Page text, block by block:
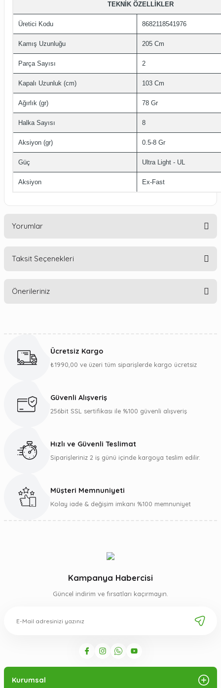
TEKNİK ÖZELLİKLER
Üretici Kodu 8682118541976
Kamış Uzunluğu 205 Cm
Parça Sayısı 2
Kapalı Uzunluk (cm) 103 Cm
Ağırlık (gr) 78 Gr
Halka Sayısı 8
Aksiyon (gr) 0.5-8 Gr
Güç Ultra Light - UL
Aksiyon Ex-Fast
Yorumlar
Taksit Seçenekleri
Önerileriniz
Görüş ve önerileriniz için teşekkür ederiz.
Ürün bilgilerinde hatalar bulunuyor.
Gönder
Ücretsiz Kargo
₺1990,00 ve üzeri tüm siparişlerde kargo ücretsiz
Güvenli Alışveriş
256bit SSL sertifikası ile %100 güvenli alışveriş
Hızlı ve Güvenli Teslimat
Siparişleriniz 2 iş günü içinde kargoya teslim edilir.
Müşteri Memnuniyeti
Kolay iade & değişim imkanı %100 memnuniyet
Kampanya Habercisi
Güncel indirim ve fırsatları kaçırmayın.
Kurumsal